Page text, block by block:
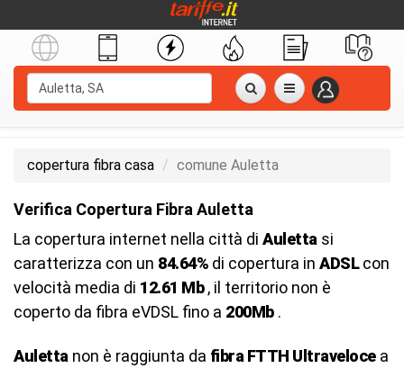
copertura fibra casa comune Auletta
Verifica Copertura Fibra Auletta
La copertura internet nella città di Auletta si
caratterizza con un 84.64% di copertura in ADSLcon
velocità media di 12.61 Mb, il territorio non è
coperto da fibra eVDSL fino a 200Mb.
Auletta non è raggiunta da fibra FTTH Ultravelocea